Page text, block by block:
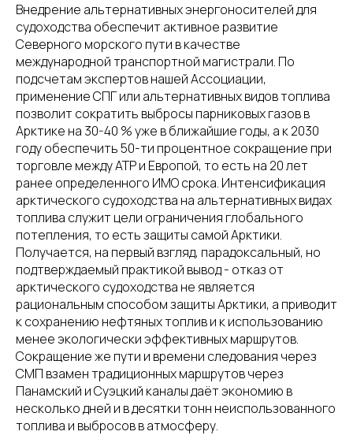
Внедрение альтернативных энергоносителей для
судоходства обеспечит активное развитие
Северного морского пути в качестве
международной транспортной магистрали. По
подсчетам экспертов нашей Ассоциации,
применение СПГ или альтернативных видов топлива
позволит сократить выбросы парниковых газов в
Арктике на 30-40 % уже в ближайшие годы, а к 2030
году обеспечить 50-ти процентное сокращение при
торговле между АТР и Европой, то есть на 20 лет
ранее определенного ИМО срока. Интенсификация
арктического судоходства на альтернативных видах
топлива служит цели ограничения глобального
потепления, то есть защиты самой Арктики.
Получается, на первый взгляд, парадоксальный, но
подтверждаемый практикой вывод - отказ от
арктического судоходства не является
рациональным способом защиты Арктики, а приводит
к сохранению нефтяных топлив и к использованию
менее экологически эффективных маршрутов.
Сокращение же пути и времени следования через
СМП взамен традиционных маршрутов через
Панамский и Суэцкий каналы даёт экономию в
несколько дней и в десятки тонн неиспользованного
топлива и выбросов в атмосферу.